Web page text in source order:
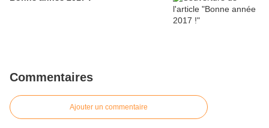
Commentaires
Ajouter un commentaire